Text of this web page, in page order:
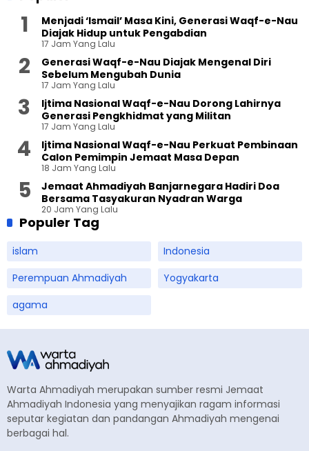
Menjadi ‘Ismail’ Masa Kini, Generasi Waqf-e-Nau
Diajak Hidup untuk Pengabdian
17 Jam Yang Lalu
Generasi Waqf-e-Nau Diajak Mengenal Diri
Sebelum Mengubah Dunia
17 Jam Yang Lalu
Ijtima Nasional Waqf-e-Nau Dorong Lahirnya
Generasi Pengkhidmat yang Militan
17 Jam Yang Lalu
Ijtima Nasional Waqf-e-Nau Perkuat Pembinaan
Calon Pemimpin Jemaat Masa Depan
18 Jam Yang Lalu
Jemaat Ahmadiyah Banjarnegara Hadiri Doa
Bersama Tasyakuran Nyadran Warga
20 Jam Yang Lalu
Populer Tag
islam
Indonesia
Perempuan Ahmadiyah
Yogyakarta
agama
Warta Ahmadiyah merupakan sumber resmi Jemaat
Ahmadiyah Indonesia yang menyajikan ragam informasi
seputar kegiatan dan pandangan Ahmadiyah mengenai
berbagai hal.